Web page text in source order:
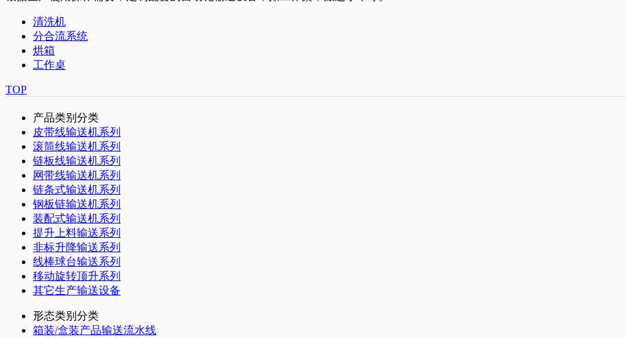
清洗机
分合流系统
烘箱
工作桌
TOP
产品类别分类
皮带线输送机系列
滚筒线输送机系列
链板线输送机系列
网带线输送机系列
链条式输送机系列
钢板链输送机系列
装配式输送机系列
提升上料输送系列
非标升降输送系列
线棒球台输送系列
移动旋转顶升系列
其它生产输送设备
形态类别分类
箱装/盒装产品输送流水线